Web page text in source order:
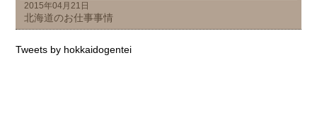
2015年04月21日
北海道のお仕事事情
Tweets by hokkaidogentei